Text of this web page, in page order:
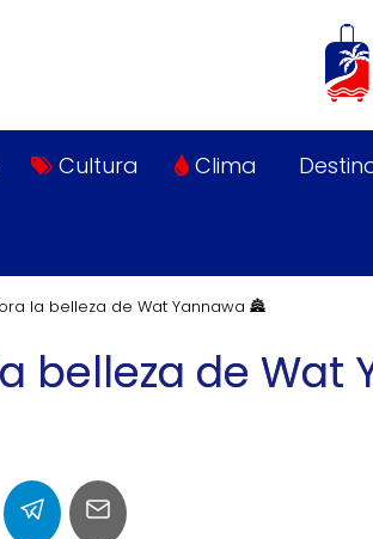
Cultura Clima
la belleza de Wat Yannawa 🏯
belleza de Wat